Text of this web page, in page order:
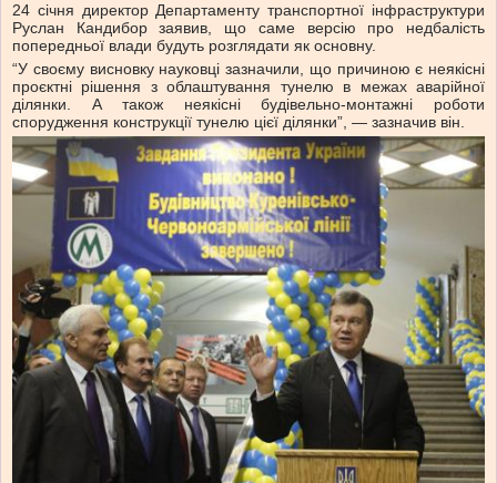
24 січня директор Департаменту транспортної інфраструктури
Руслан Кандибор заявив, що саме версію про недбалість
попередньої влади будуть розглядати як основну.
“У своєму висновку науковці зазначили, що причиною є неякісні
проєктні рішення з облаштування тунелю в межах аварійної
ділянки. А також неякісні будівельно-монтажні роботи
спорудження конструкції тунелю цієї ділянки”, — зазначив він.